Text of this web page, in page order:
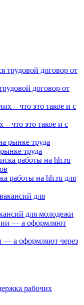
договор от
– что это такое и с
труда
работы на hh.ru для
для молодежи
— а оформляют через
рабочих